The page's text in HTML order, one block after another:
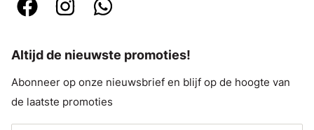
Altijd de nieuwste promoties!
Abonneer op onze nieuwsbrief en blijf op de hoogte van
de laatste promoties